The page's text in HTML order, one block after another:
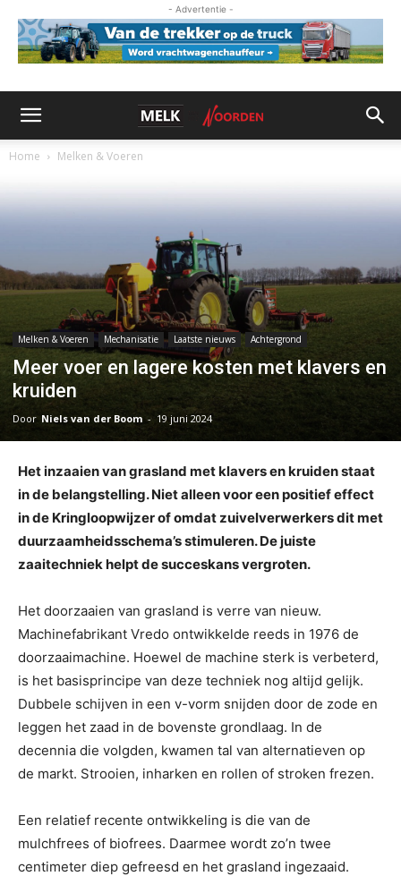
- Advertentie -
Home Melken & Voeren
Melken & Voeren Mechanisatie Laatste nieuws Achtergrond
Meer voer en lagere kosten met klavers en
kruiden
Door Niels van der Boom - 19 juni 2024
Het inzaaien van grasland met klavers en kruiden staat
in de belangstelling. Niet alleen voor een positief effect
in de Kringloopwijzer of omdat zuivelverwerkers dit met
duurzaamheidsschema’s stimuleren. De juiste
zaaitechniek helpt de succeskans vergroten.
Het doorzaaien van grasland is verre van nieuw.
Machinefabrikant Vredo ontwikkelde reeds in 1976 de
doorzaaimachine. Hoewel de machine sterk is verbeterd,
is het basisprincipe van deze techniek nog altijd gelijk.
Dubbele schijven in een v-vorm snijden door de zode en
leggen het zaad in de bovenste grondlaag. In de
decennia die volgden, kwamen tal van alternatieven op
de markt. Strooien, inharken en rollen of stroken frezen.
Een relatief recente ontwikkeling is die van de
mulchfrees of biofrees. Daarmee wordt zo’n twee
centimeter diep gefreesd en het grasland ingezaaid.